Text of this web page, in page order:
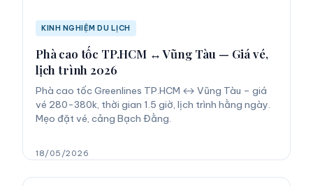
KINH NGHIỆM DU LỊCH
Phà cao tốc TP.HCM ↔ Vũng Tàu — Giá vé,
lịch trình 2026
Phà cao tốc Greenlines TP.HCM ↔ Vũng Tàu – giá
vé 280-380k, thời gian 1.5 giờ, lịch trình hằng ngày.
Mẹo đặt vé, cảng Bạch Đằng.
18/05/2026